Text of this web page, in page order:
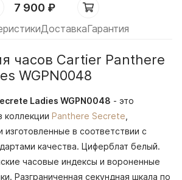
7 900 ₽
ДоставкаГарантия
часов Cartier Panthere
WGPN0048
Ladies WGPN0048 - это
коллекции Panthere Secrete
изготовленные в соответствии с
качества. Циферблат белый.
часовые индексы и вороненные
Разграниченная секундная шкала по